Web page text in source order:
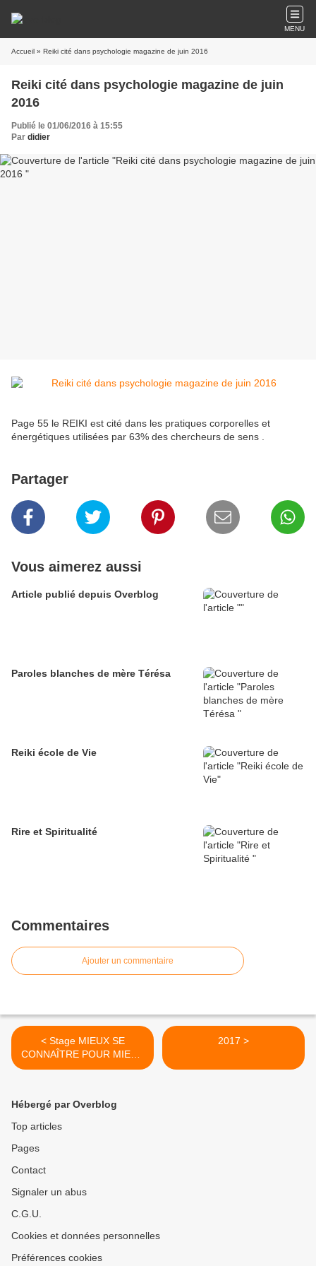
MENU
Accueil » Reiki cité dans psychologie magazine de juin 2016
Reiki cité dans psychologie magazine de juin
2016
Publié le 01/06/2016 à 15:55
Par didier
Page 55 le REIKI est cité dans les pratiques corporelles et
énergétiques utilisées par 63% des chercheurs de sens .
Partager
Vous aimerez aussi
Article publié depuis Overblog
Paroles blanches de mère Térésa
Reiki école de Vie
Rire et Spiritualité
Commentaires
Ajouter un commentaire
< Stage MIEUX SE
CONNAÎTRE POUR MIEUX
ACCOMPAGNER
2017 >
Hébergé par Overblog
Top articles
Pages
Contact
Signaler un abus
C.G.U.
Cookies et données personnelles
Préférences cookies